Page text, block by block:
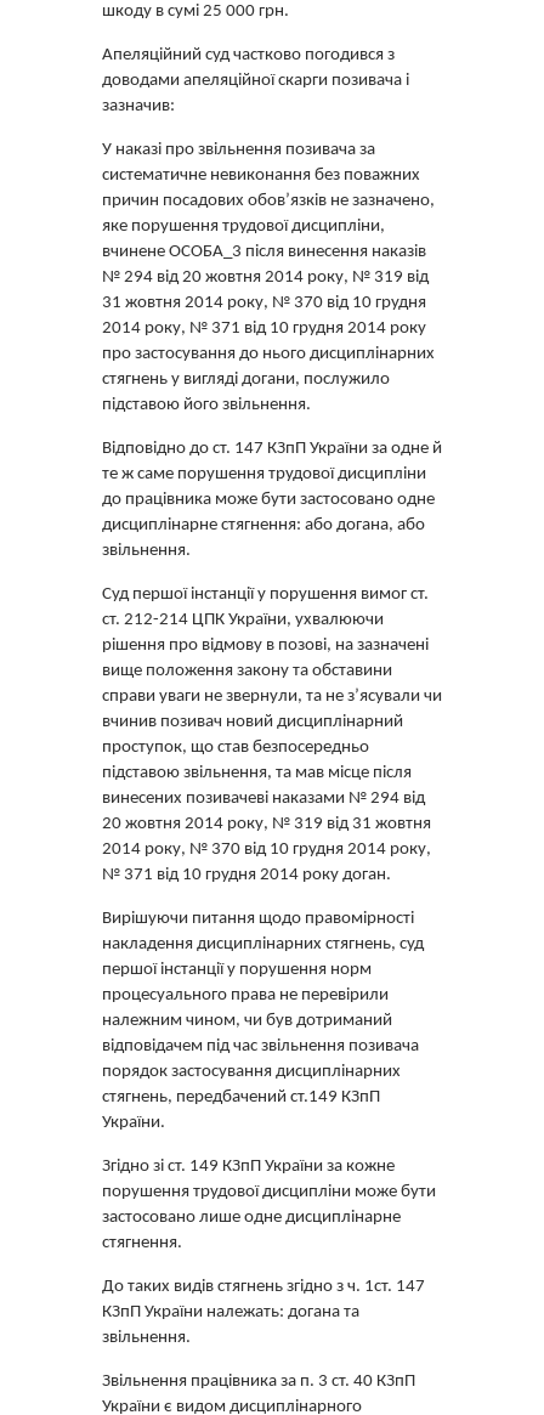
шкоду в сумі 25 000 грн.
Апеляційний суд частково погодився з
доводами апеляційної скарги позивача і
зазначив:
У наказі про звільнення позивача за
систематичне невиконання без поважних
причин посадових обов’язків не зазначено,
яке порушення трудової дисципліни,
вчинене ОСОБА_3 після винесення наказів
№ 294 від 20 жовтня 2014 року, № 319 від
31 жовтня 2014 року, № 370 від 10 грудня
2014 року, № 371 від 10 грудня 2014 року
про застосування до нього дисциплінарних
стягнень у вигляді догани, послужило
підставою його звільнення.
Відповідно до ст. 147 КЗпП України за одне й
те ж саме порушення трудової дисципліни
до працівника може бути застосовано одне
дисциплінарне стягнення: або догана, або
звільнення.
Суд першої інстанції у порушення вимог ст.
ст. 212-214 ЦПК України, ухвалюючи
рішення про відмову в позові, на зазначені
вище положення закону та обставини
справи уваги не звернули, та не з’ясували чи
вчинив позивач новий дисциплінарний
проступок, що став безпосередньо
підставою звільнення, та мав місце після
винесених позивачеві наказами № 294 від
20 жовтня 2014 року, № 319 від 31 жовтня
2014 року, № 370 від 10 грудня 2014 року,
№ 371 від 10 грудня 2014 року доган.
Вирішуючи питання щодо правомірності
накладення дисциплінарних стягнень, суд
першої інстанції у порушення норм
процесуального права не перевірили
належним чином, чи був дотриманий
відповідачем під час звільнення позивача
порядок застосування дисциплінарних
стягнень, передбачений ст.149 КЗпП
України.
Згідно зі ст. 149 КЗпП України за кожне
порушення трудової дисципліни може бути
застосовано лише одне дисциплінарне
стягнення.
До таких видів стягнень згідно з ч. 1ст. 147
КЗпП України належать: догана та
звільнення.
Звільнення працівника за п. 3 ст. 40 КЗпП
України є видом дисциплінарного